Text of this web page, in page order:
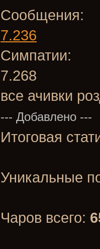
Сообщения:
7.236
Симпатии:
7.268
все ачивки
--- Добавлено ---
Итоговая
Уникальные
Чаров всего: